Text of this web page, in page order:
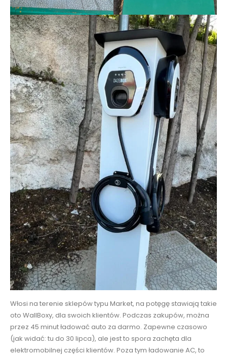
Włosi na terenie sklepów typu Market, na potęgę stawiają takie
oto WallBoxy, dla swoich klientów. Podczas zakupów, można
przez 45 minut ładować auto za darmo. Zapewne czasowo
(jak widać: tu do 30 lipca), ale jest to spora zachęta dla
elektromobilnej części klientów. Poza tym ładowanie AC, to